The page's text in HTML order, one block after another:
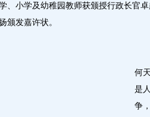
、小学及幼稚园教师获颁授行政长官
颁发嘉许状。
何
是
争